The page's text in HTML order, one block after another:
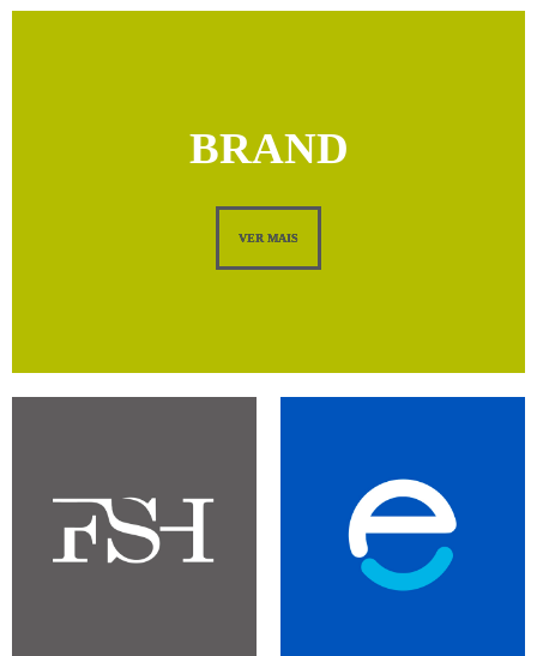
BRAND
VER MAIS